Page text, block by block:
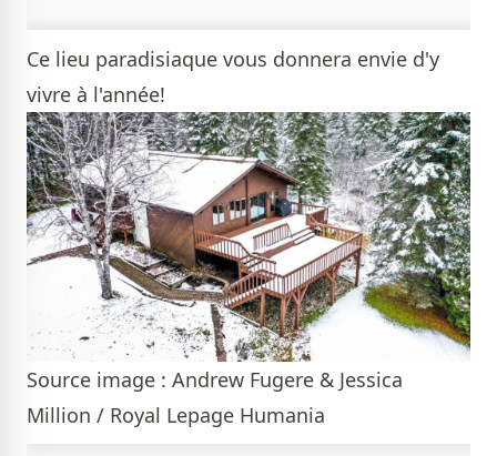
Ce lieu paradisiaque vous donnera envie d'y
vivre à l'année!
Source image : Andrew Fugere & Jessica
Million / Royal Lepage Humania